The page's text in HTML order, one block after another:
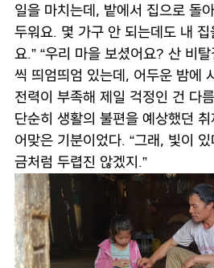
일을 마치는데, 밭에서 집으로 돌
두워요. 몇 가구 안 되는데도 내
요.” “우리 마을 보셨어요? 산 비
씩 띄엄띄엄 있는데, 어두운 밤에
전력이 부족해 제일 걱정인 건 다
단순히 생활의 불편을 예상했던
어맞은 기분이었다. “그래, 빛이
금처럼 두렵진 않겠지.”